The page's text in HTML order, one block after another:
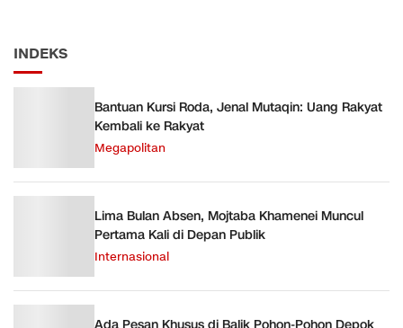
INDEKS
Bantuan Kursi Roda, Jenal Mutaqin: Uang Rakyat
Kembali ke Rakyat
Megapolitan
Lima Bulan Absen, Mojtaba Khamenei Muncul
Pertama Kali di Depan Publik
Internasional